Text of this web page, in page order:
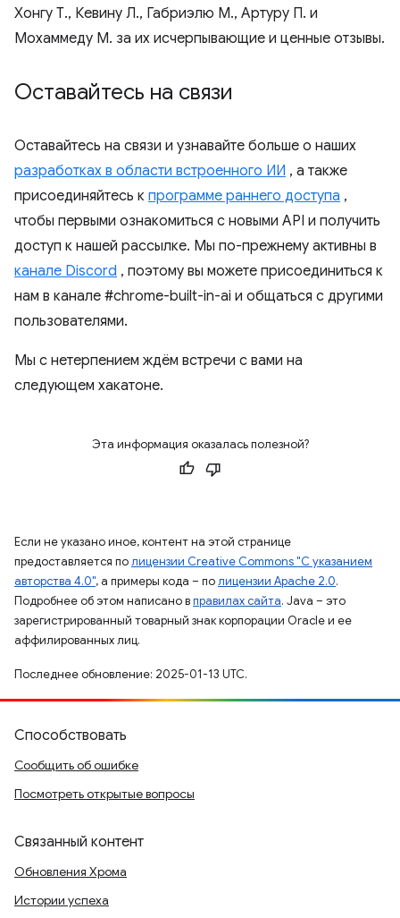
Хонгу Т., Кевину Л., Габриэлю М., Артуру П. и
Мохаммеду М. за их исчерпывающие и ценные отзывы.
Оставайтесь на связи
Оставайтесь на связи и узнавайте больше о наших
разработках в области встроенного ИИ , а также
присоединяйтесь к программе раннего доступа ,
чтобы первыми ознакомиться с новыми API и получить
доступ к нашей рассылке. Мы по-прежнему активны в
канале Discord , поэтому вы можете присоединиться к
нам в канале #chrome-built-in-ai и общаться с другими
пользователями.
Мы с нетерпением ждём встречи с вами на
следующем хакатоне.
Эта информация оказалась полезной?
Если не указано иное, контент на этой странице
предоставляется полицензии Creative Commons "С указанием
авторства 4.0", а примеры кода – полицензии Apache 2.0.
Подробнее об этом написано вправилах сайта. Java – это
зарегистрированный товарный знак корпорации Oracle и ее
аффилированных лиц.
Последнее обновление: 2025-01-13 UTC.
Способствовать
Сообщить об ошибке
Посмотреть открытые вопросы
Связанный контент
Обновления Хрома
Истории успеха